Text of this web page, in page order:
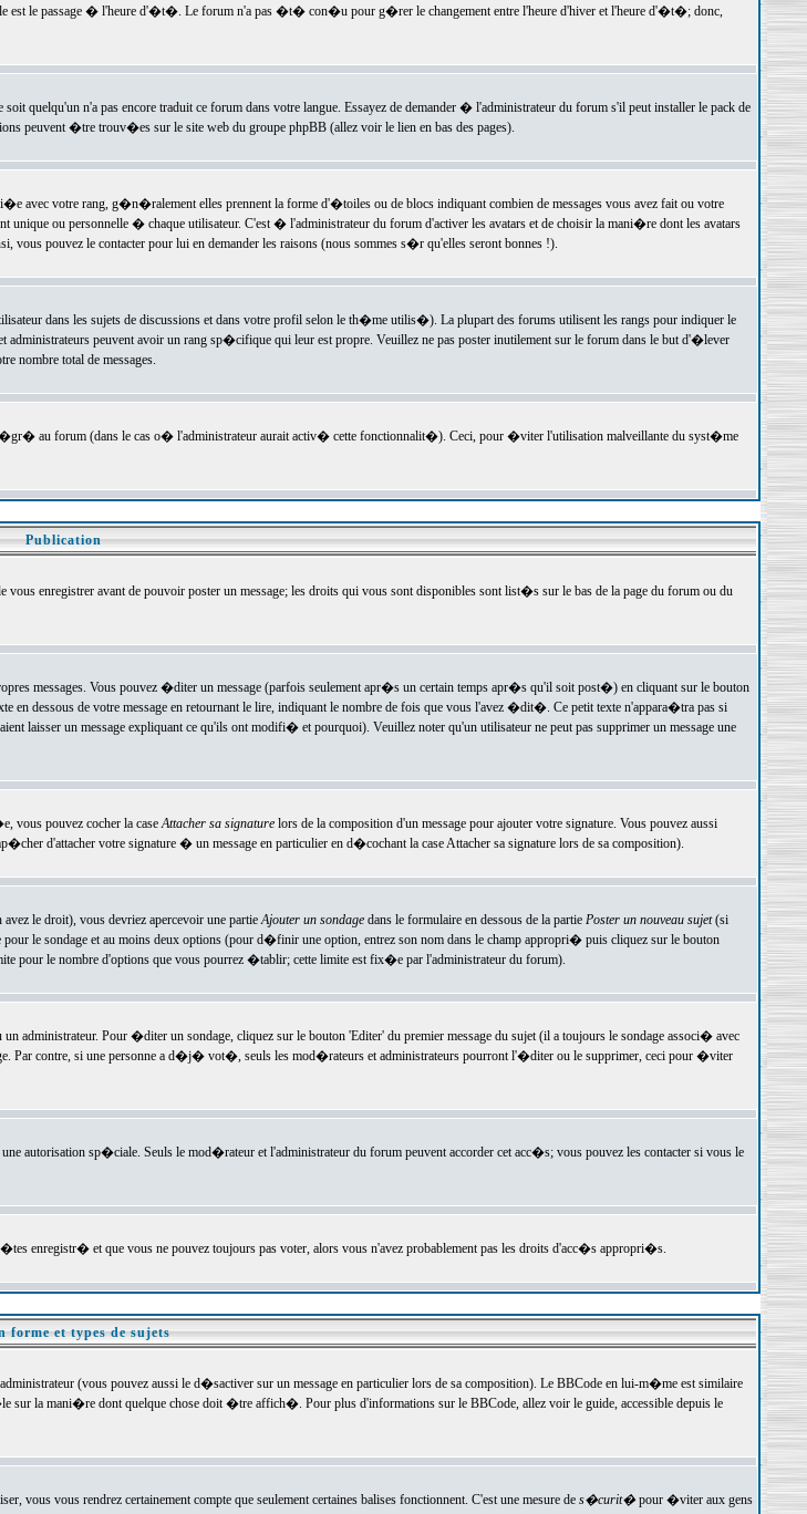
est le passage � l'heure d'�t�. Le forum n'a pas �t� con�u pour g�rer le changement entre l'heure d'hiver et l'heure d'�t�; donc,
quelqu'un n'a pas encore traduit ce forum dans votre langue. Essayez de demander � l'administrateur du forum s'il peut installer le pack de
peuvent �tre trouv�es sur le site web du groupe phpBB (allez voir le lien en bas des pages).
avec votre rang, g�n�ralement elles prennent la forme d'�toiles ou de blocs indiquant combien de messages vous avez fait ou votre
ou personnelle � chaque utilisateur. C'est � l'administrateur du forum d'activer les avatars et de choisir la mani�re dont les avatars
pouvez le contacter pour lui en demander les raisons (nous sommes s�r qu'elles seront bonnes !).
dans les sujets de discussions et dans votre profil selon le th�me utilis�). La plupart des forums utilisent les rangs pour indiquer le
peuvent avoir un rang sp�cifique qui leur est propre. Veuillez ne pas poster inutilement sur le forum dans le but d'�lever
nombre total de messages.
au forum (dans le cas o� l'administrateur aurait activ� cette fonctionnalit�). Ceci, pour �viter l'utilisation malveillante du syst�me
Publication
enregistrer avant de pouvoir poster un message; les droits qui vous sont disponibles sont list�s sur le bas de la page du forum ou du
messages. Vous pouvez �diter un message (parfois seulement apr�s un certain temps apr�s qu'il soit post�) en cliquant sur le bouton
dessous de votre message en retournant le lire, indiquant le nombre de fois que vous l'avez �dit�. Ce petit texte n'appara�tra pas si
un message expliquant ce qu'ils ont modifi� et pourquoi). Veuillez noter qu'un utilisateur ne peut pas supprimer un message une
vous pouvez cocher la caseAttacher sa signaturelors de la composition d'un message pour ajouter votre signature. Vous pouvez aussi
d'attacher votre signature � un message en particulier en d�cochant la case Attacher sa signature lors de sa composition).
le droit), vous devriez apercevoir une partieAjouter un sondagedans le formulaire en dessous de la partie Poster un nouveau sujet(si
le sondage et au moins deux options (pour d�finir une option, entrez son nom dans le champ appropri� puis cliquez sur le bouton
pour le nombre d'options que vous pourrez �tablir; cette limite est fix�e par l'administrateur du forum).
Pour �diter un sondage, cliquez sur le bouton 'Editer' du premier message du sujet (il a toujours le sondage associ� avec
Par contre, si une personne a d�j� vot�, seuls les mod�rateurs et administrateurs pourront l'�diter ou le supprimer, ceci pour �viter
autorisation sp�ciale. Seuls le mod�rateur et l'administrateur du forum peuvent accorder cet acc�s; vous pouvez les contacter si vous le
enregistr� et que vous ne pouvez toujours pas voter, alors vous n'avez probablement pas les droits d'acc�s appropri�s.
forme et types de sujets
(vous pouvez aussi le d�sactiver sur un message en particulier lors de sa composition). Le BBCode en lui-m�me est similaire
sur la mani�re dont quelque chose doit �tre affich�. Pour plus d'informations sur le BBCode, allez voir le guide, accessible depuis le
vous rendrez certainement compte que seulement certaines balises fonctionnent. C'est une mesure de s�curit�pour �viter aux gens